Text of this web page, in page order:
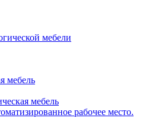
мебели
мебель
мебель
рабочее место.